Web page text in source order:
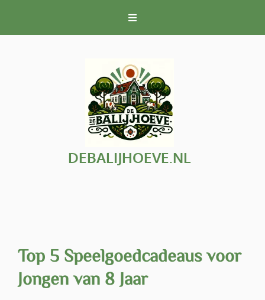
inhoud
DEBALIJHOEVE.NL
Top 5 Speelgoedcadeaus voor
Jongen van 8 Jaar